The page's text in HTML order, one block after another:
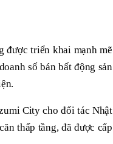
được triển khai mạnh mẽ
số bán bất động sản
City cho đối tác Nhật
thấp tầng, đã được cấp